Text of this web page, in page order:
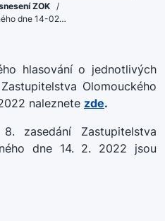
ZOK
/
dne 14-02…
hlasování o jednotlivých
Olomouckého
naleznete zde.
zasedání Zastupitelstva
dne 14. 2. 2022 jsou